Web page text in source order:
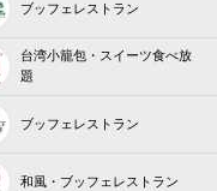
ブッフェレストラン
台湾小籠包・スイーツ食べ放
題
ブッフェレストラン
和風・ブッフェレストラン